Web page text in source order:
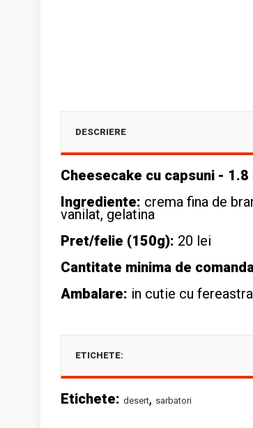
DESCRIERE
Cheesecake cu capsuni -
Ingrediente: crema fina de
vanilat, gelatina
Pret/felie (150g): 20 lei
Cantitate minima de
Ambalare: in cutie cu fereastra
ETICHETE:
Etichete: desert, sarbatori